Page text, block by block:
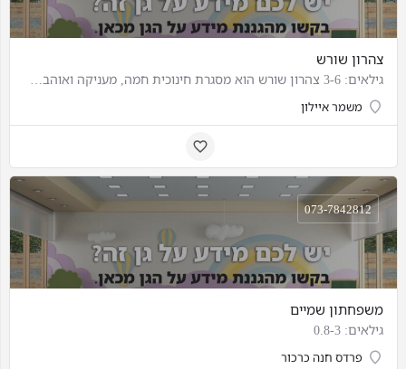
צהרון שורש
גילאים: 3-6 צהרון שורש הוא מסגרת חינוכית חמה, מעניקה ואוהבת לגילאי שלוש עד שש שנים. – אנו שמים תשומת לב…
משמר איילון
משפחתון שמיים
גילאים: 0.8-3
פרדס חנה כרכור
073-7842812